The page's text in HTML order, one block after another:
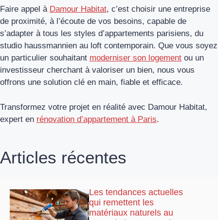
Faire appel à Damour Habitat, c’est choisir une entreprise
de proximité, à l’écoute de vos besoins, capable de
s’adapter à tous les styles d’appartements parisiens, du
studio haussmannien au loft contemporain. Que vous soyez
un particulier souhaitant moderniser son logement ou un
investisseur cherchant à valoriser un bien, nous vous
offrons une solution clé en main, fiable et efficace.
Transformez votre projet en réalité avec Damour Habitat,
expert en rénovation d’appartement à Paris.
Articles récentes
Les tendances actuelles
qui remettent les
matériaux naturels au